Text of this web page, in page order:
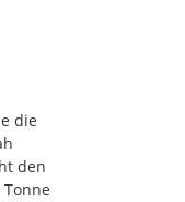
die
den